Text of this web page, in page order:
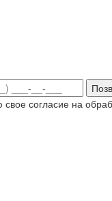
согласие на